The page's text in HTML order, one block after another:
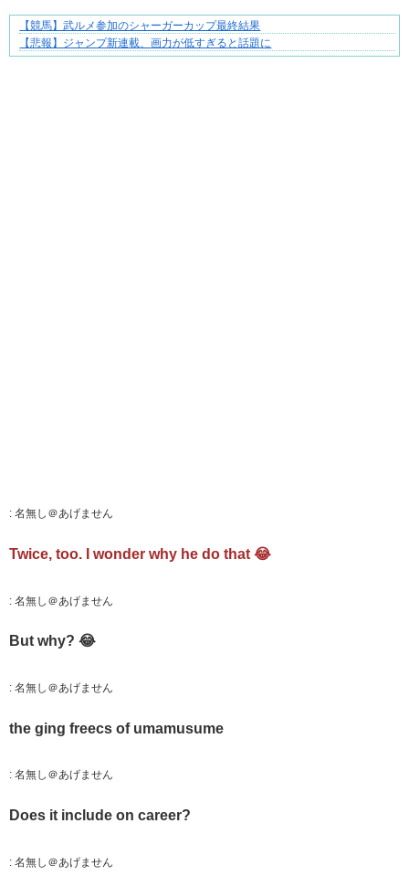
【マンガ】ぜんぶ私が中心
【競馬】武ルメ参加のシャーガーカップ最終結果
【悲報】ジャンプ新連載、画力が低すぎると話題に
: 名無し＠あげません
Twice, too. I wonder why he do that 😂
: 名無し＠あげません
But why? 😂
: 名無し＠あげません
the ging freecs of umamusume
: 名無し＠あげません
Does it include on career?
: 名無し＠あげません